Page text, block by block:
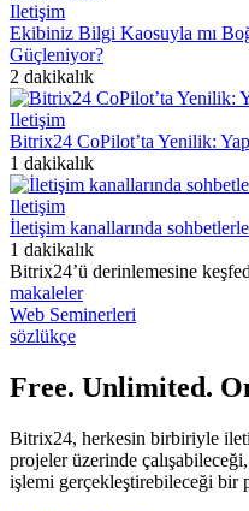
Iletişim
Ekibiniz Bilgi Kaosuyla mı
Güçleniyor?
2 dakikalık
Iletişim
Bitrix24 CoPilot’ta Yenilik:
1 dakikalık
Iletişim
İletişim kanallarında
1 dakikalık
Bitrix24’ü derinlemesine
makaleler
Web Seminerleri
sözlükçe
Free. Unlimited.
Bitrix24, herkesin birbiriyle
projeler üzerinde
işlemi gerçekleştirebileceği bir